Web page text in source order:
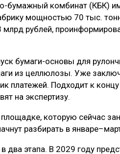
бумажный комбинат (КБК)
мощностью 70 тыс.
рублей,
бумаги-основы для
из целлюлозы. Уже
платежей. Подходит к
на экспертизу.
которую сейчас
разбирать в
два этапа. В 2029 году